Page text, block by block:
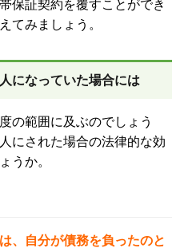
保証契約を覆すことができ
てみましょう。
になっていた場合には
の範囲に及ぶのでしょう
にされた場合の法律的な効
うか。
、自分が債務を負ったのと